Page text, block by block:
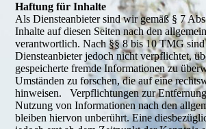
Haftung für Inhalte
Als Diensteanbieter sind wir gemäß § 7
Inhalte auf diesen Seiten nach den
verantwortlich. Nach §§ 8 bis 10 TMG
Diensteanbieter jedoch nicht verpflichtet,
gespeicherte fremde Informationen zu
Umständen zu forschen, die auf eine
hinweisen. Verpflichtungen zur
Nutzung von Informationen nach den
bleiben hiervon unberührt. Eine